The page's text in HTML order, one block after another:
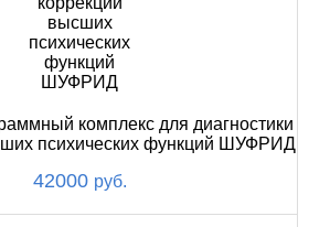
комплекс для диагностики
психических функций ШУФРИД
42000 руб.